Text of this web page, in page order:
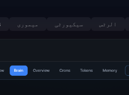
میموری سیکیورٹی الرٹس